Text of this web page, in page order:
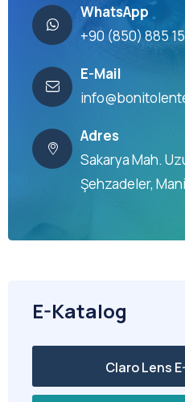
WhatsApp
+90 (850) 885
E-Mail
Adres
Sakarya Mah.
Şehzadeler,
E-Katalog
Claro Lens